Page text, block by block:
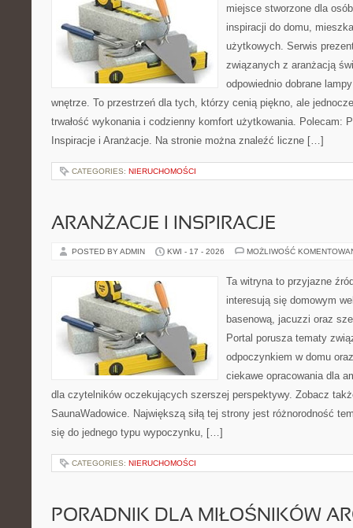
miejsce stworzone dla
inspiracji do domu,
użytkowych. Serwis
związanych z aranżacją
odpowiednio dobrane
wnętrze. To przestrzeń dla tych, którzy cenią piękno, ale
trwałość wykonania i codzienny komfort użytkowania. Polecam:
Inspiracje i Aranżacje. Na stronie można znaleźć liczne […]
CATEGORIES: NIERUCHOMOŚCI
ARANŻACJE I INSPIRACJE
POSTED BY ADMIN KWI - 17 - 2026 MOŻLIWOŚĆ
Ta witryna to przyjazne
interesują się domowym
basenową, jacuzzi oraz
Portal porusza tematy
odpoczynkiem w domu
ciekawe opracowania dla
dla czytelników oczekujących szerszej perspektywy. Zobacz
SaunaWadowice. Największą siłą tej strony jest różnorodność
się do jednego typu wypoczynku, […]
CATEGORIES: NIERUCHOMOŚCI
PORADNIK DLA MIŁOŚNIKÓW